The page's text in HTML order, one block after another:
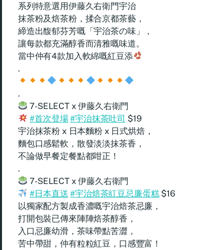
系列特意選用伊藤久右衛門宇治
抹茶粉及焙茶粉，揉合京都茶藝，
締造出馥郁芬芳嘅「宇治茶の味」，
讓每款都充滿醇香而清雅嘅味道。
當中仲有4款加入軟綿嘅紅豆添
.
.
7-SELECT x 伊藤久右衛門
#首次登場#宇治抹茶吐司 $19
宇治抹茶粉 x 日本麵粉 x 日式烘焙，
麵包口感鬆軟，散發淡淡抹茶香，
不論做早餐定餐點都咁正！
.
7-SELECT x 伊藤久右衛門
#日本直送 #宇治焙茶紅豆忌廉蛋糕$16
以獨家配方製成香濃嘅宇治焙茶忌廉，
打開包裝已傳來陣陣焙茶醇香，
入口忌廉幼滑，茶味帶點苦澀，
苦中帶甜，仲有粒粒紅豆，口感豐富！